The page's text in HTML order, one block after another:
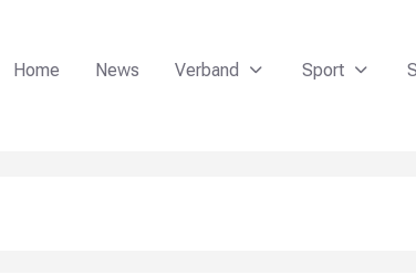
Home News Verband Sport